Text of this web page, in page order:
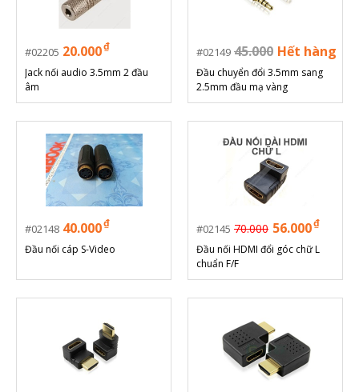
02205 20.000₫
Jack nối audio 3.5mm 2 đầu
âm
02149 45.000 Hết hàng
Đầu chuyển đổi 3.5mm sang
2.5mm đầu mạ vàng
02148 40.000₫
Đầu nối cáp S-Video
02145 70.000 56.000₫
Đầu nối HDMI đổi góc chữ L
chuẩn F/F